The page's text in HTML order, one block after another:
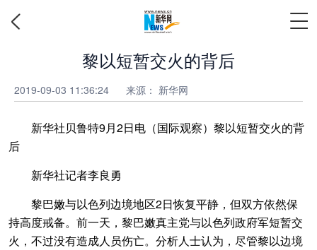
黎以短暂交火的背后
2019-09-03 11:36:24 来源： 新华网
新华社贝鲁特9月2日电（国际观察）黎以短暂交火的背
后
新华社记者李良勇
黎巴嫩与以色列边境地区2日恢复平静，但双方依然保
持高度戒备。前一天，黎巴嫩真主党与以色列政府军短暂交
火，不过没有造成人员伤亡。分析人士认为，尽管黎以边境